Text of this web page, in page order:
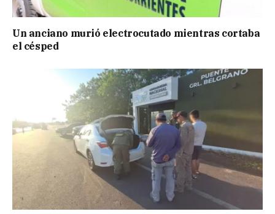
Un anciano murió electrocutado mientras cortaba
el césped